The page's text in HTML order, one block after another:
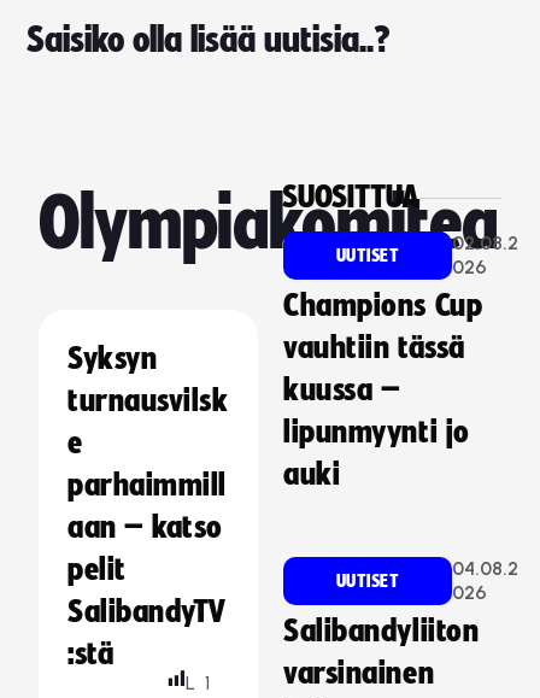
Saisiko olla lisää uutisia..?
Olympiakomitea
Syksyn
turnausvilsk
e
parhaimmill
aan – katso
pelit
SalibandyTV
:stä
L 1
SUOSITTUA
UUTISET
02.08.2
026
Champions Cup
vauhtiin tässä
kuussa –
lipunmyynti jo
auki
UUTISET
04.08.2
026
Salibandyliiton
varsinainen